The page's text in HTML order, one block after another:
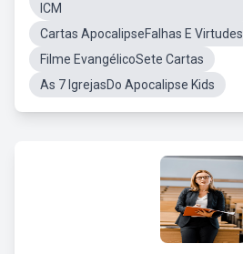
ICM
Cartas ApocalipseFalhas E Virtudes
Filme EvangélicoSete Cartas
As 7 IgrejasDo Apocalipse Kids